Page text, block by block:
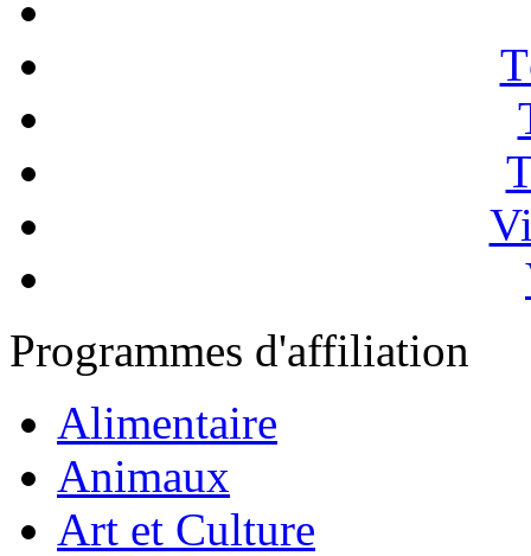
Programmes d'affiliation
Alimentaire
Animaux
Art et Culture